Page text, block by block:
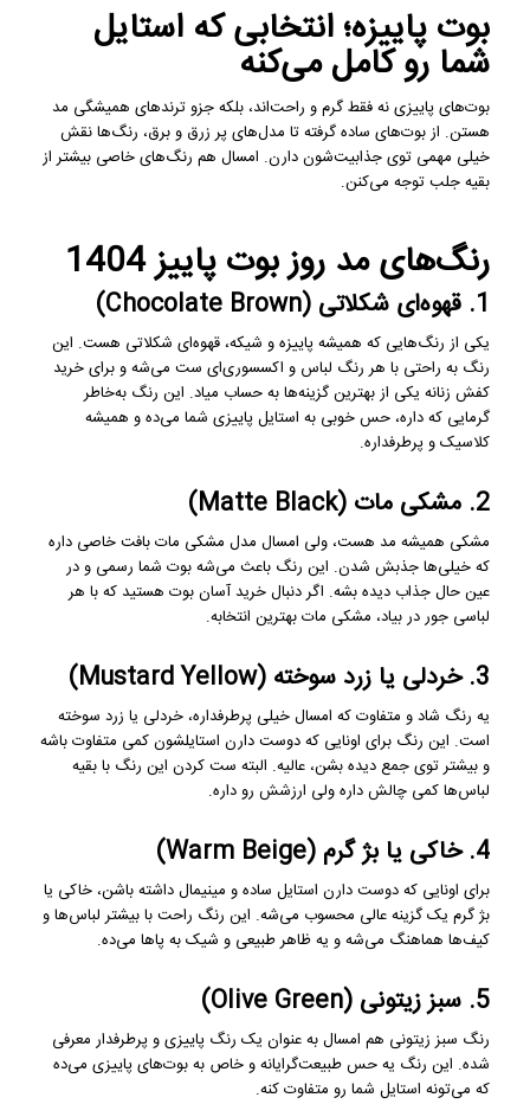
بوت پاییزه؛ انتخابی که استایل
شما رو کامل می‌کنه
بوت‌های پاییزی نه فقط گرم و راحت‌اند، بلکه جزو ترندهای همیشگی مد
هستن. از بوت‌های ساده گرفته تا مدل‌های پر زرق و برق، رنگ‌ها نقش
خیلی مهمی توی جذابیت‌شون دارن. امسال هم رنگ‌های خاصی بیشتر از
بقیه جلب توجه می‌کنن.
رنگ‌های مد روز بوت پاییز 1404
1. قهوه‌ای شکلاتی (Chocolate Brown)
یکی از رنگ‌هایی که همیشه پاییزه و شیکه، قهوه‌ای شکلاتی هست. این
رنگ به راحتی با هر رنگ لباس و اکسسوری‌ای ست می‌شه و برای خرید
کفش زنانه یکی از بهترین گزینه‌ها به حساب میاد. این رنگ به‌خاطر
گرمایی که داره، حس خوبی به استایل پاییزی شما می‌ده و همیشه
کلاسیک و پرطرفداره.
2. مشکی مات (Matte Black)
مشکی همیشه مد هست، ولی امسال مدل مشکی مات بافت خاصی داره
که خیلی‌ها جذبش شدن. این رنگ باعث می‌شه بوت شما رسمی و در
عین حال جذاب دیده بشه. اگر دنبال خرید آسان بوت هستید که با هر
لباسی جور در بیاد، مشکی مات بهترین انتخابه.
3. خردلی یا زرد سوخته (Mustard Yellow)
یه رنگ شاد و متفاوت که امسال خیلی پرطرفداره، خردلی یا زرد سوخته
است. این رنگ برای اونایی که دوست دارن استایلشون کمی متفاوت باشه
و بیشتر توی جمع دیده بشن، عالیه. البته ست کردن این رنگ با بقیه
لباس‌ها کمی چالش داره ولی ارزشش رو داره.
4. خاکی یا بژ گرم (Warm Beige)
برای اونایی که دوست دارن استایل ساده و مینیمال داشته باشن، خاکی یا
بژ گرم یک گزینه عالی محسوب می‌شه. این رنگ راحت با بیشتر لباس‌ها و
کیف‌ها هماهنگ می‌شه و یه ظاهر طبیعی و شیک به پاها می‌ده.
5. سبز زیتونی (Olive Green)
رنگ سبز زیتونی هم امسال به عنوان یک رنگ پاییزی و پرطرفدار معرفی
شده. این رنگ یه حس طبیعت‌گرایانه و خاص به بوت‌های پاییزی می‌ده
که می‌تونه استایل شما رو متفاوت کنه.